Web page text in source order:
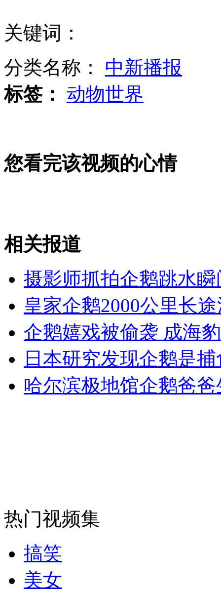
山西运城恶犬咬伤多人 警民合力深夜将其击毙
女孩北京地铁殴打老人 痛下狠手拳打脚踢
外交部：反对强权政治霸凌主义
安徽一实载49人客车翻车
走！跟着总书记去植树
消防员救轻生者 花炮节热闹非凡 减压"枕头大战"
纽约上演“枕头大战”
关键词：
分类名称： 中新播报
标签： 动物世界
您看完该视频的心情
相关报道
摄影师抓拍企鹅跳水瞬
皇家企鹅2000公里长
企鹅嬉戏被偷袭 成海
日本研究发现企鹅是
哈尔滨极地馆企鹅爸
热门视频集
搞笑
美女